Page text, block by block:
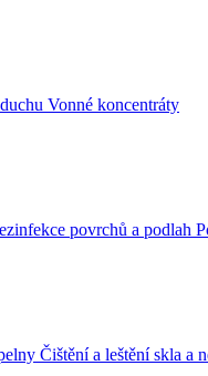
Vonné koncentráty
povrchů a podlah
Čištění a leštění skla a